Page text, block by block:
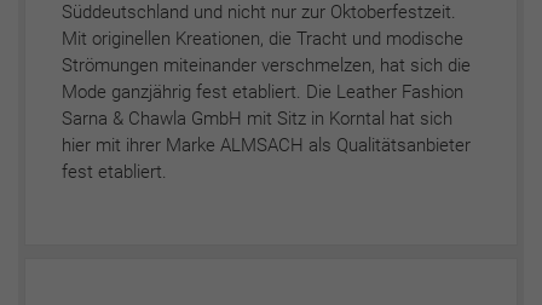
Süddeutschland und nicht nur zur Oktoberfestzeit.
Mit originellen Kreationen, die Tracht und modische
Strömungen miteinander verschmelzen, hat sich die
Mode ganzjährig fest etabliert. Die Leather Fashion
Sarna & Chawla GmbH mit Sitz in Korntal hat sich
hier mit ihrer Marke ALMSACH als Qualitätsanbieter
fest etabliert.